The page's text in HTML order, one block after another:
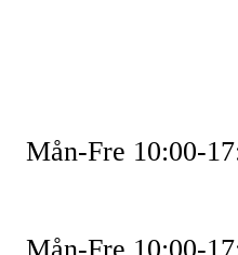
Mån-Fre 10:00-
Mån-Fre 10:00-